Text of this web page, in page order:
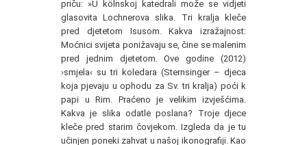
priču: »U kölnskoj katedrali može se vidjeti
glasovita Lochnerova slika. Tri kralja kleče
pred djetetom Isusom. Kakva izražajnost:
Moćnici svijeta ponižavaju se, čine se malenim
pred jednim djetetom. Ove godine (2012)
›smjela‹ su tri koledara (Sternsinger – djeca
koja pjevaju u ophodu za Sv. tri kralja) poći k
papi u Rim. Praćeno je velikim izvješćima.
Kakva je slika odatle poslana? Troje djece
kleče pred starim čovjekom. Izgleda da je tu
učinjen poneki zahvat u našoj ikonografiji. Kao